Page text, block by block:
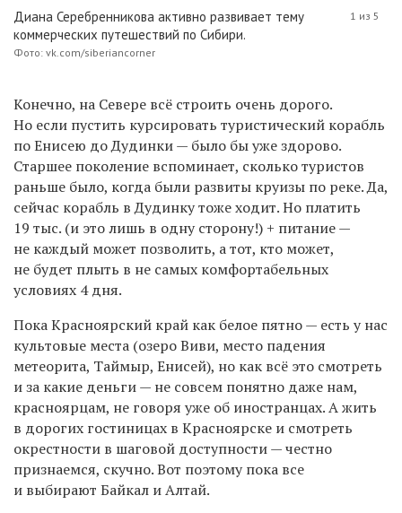
Диана Серебренникова активно развивает тему
коммерческих путешествий по Сибири.
Фото: vk.com/siberiancorner
1 из 5
Конечно, на Севере всё строить очень дорого.
Но если пустить курсировать туристический корабль
по Енисею до Дудинки — было бы уже здорово.
Старшее поколение вспоминает, сколько туристов
раньше было, когда были развиты круизы по реке. Да,
сейчас корабль в Дудинку тоже ходит. Но платить
19 тыс. (и это лишь в одну сторону!) + питание —
не каждый может позволить, а тот, кто может,
не будет плыть в не самых комфортабельных
условиях 4 дня.
Пока Красноярский край как белое пятно — есть у нас
культовые места (озеро Виви, место падения
метеорита, Таймыр, Енисей), но как всё это смотреть
и за какие деньги — не совсем понятно даже нам,
красноярцам, не говоря уже об иностранцах. А жить
в дорогих гостиницах в Красноярске и смотреть
окрестности в шаговой доступности — честно
признаемся, скучно. Вот поэтому пока все
и выбирают Байкал и Алтай.